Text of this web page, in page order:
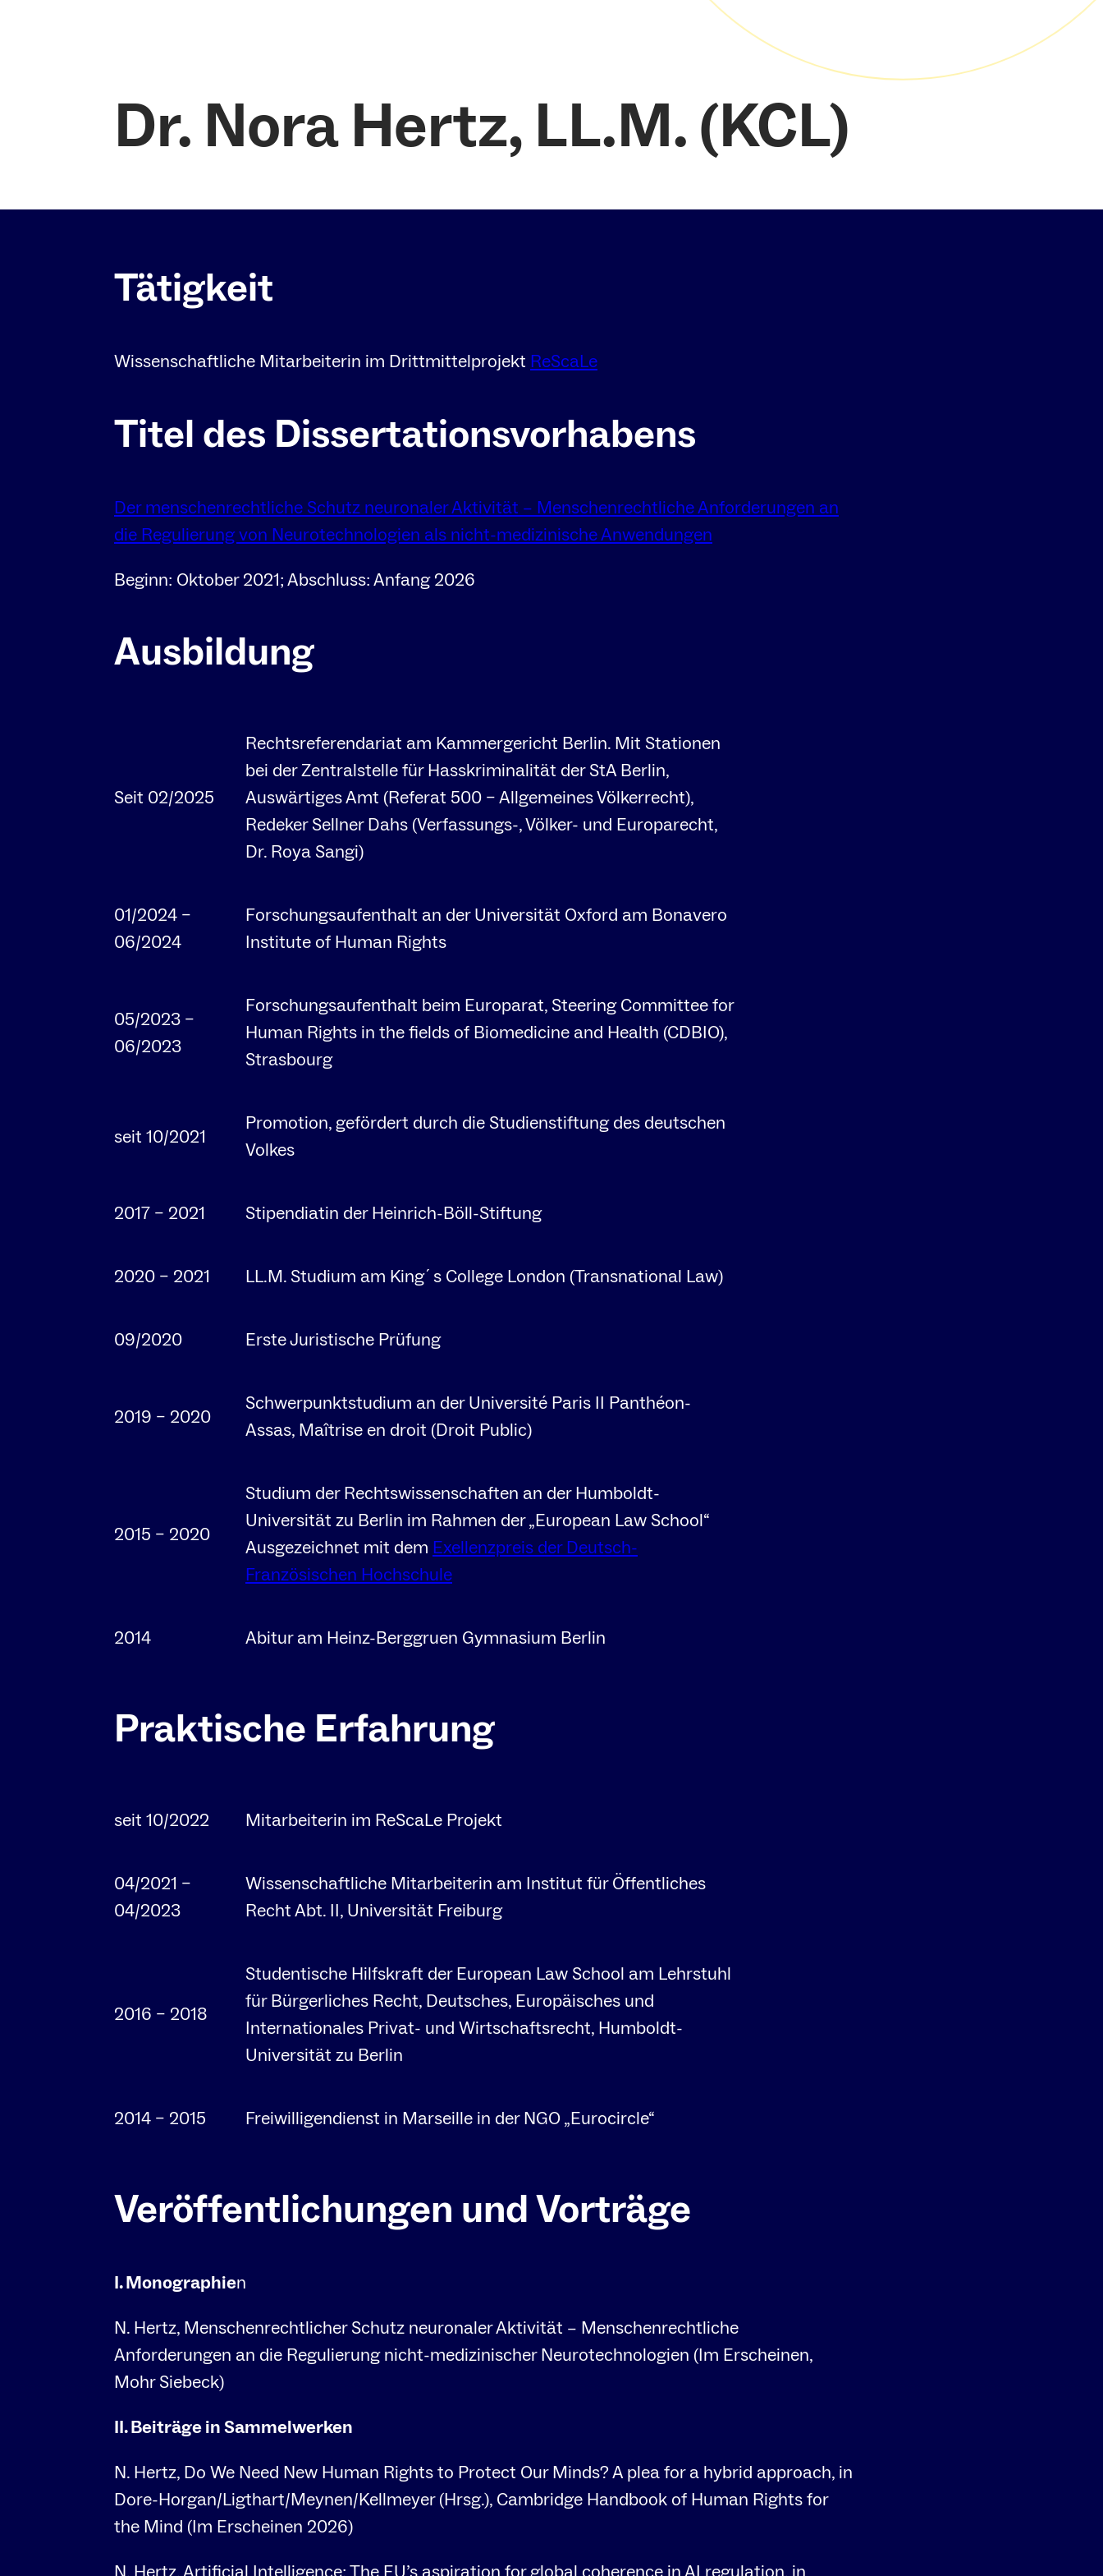
Institut für Deutsches,
Recht, Abt. 2 Prof. Dr. Silja
Dr. Nora Hertz, LL.M. (KCL)
Tätigkeit
Wissenschaftliche Mitarbeiterin im Drittmittelprojekt ReScaLe
Titel des Dissertationsvorhabens
Der menschenrechtliche Schutz neuronaler Aktivität – Menschenrechtliche Anforderungen an
die Regulierung von Neurotechnologien als nicht-medizinische Anwendungen
Beginn: Oktober 2021; Abschluss: Anfang 2026
Ausbildung
Seit 02/2025
Rechtsreferendariat am Kammergericht Berlin. Mit Stationen
bei der Zentralstelle für Hasskriminalität der StA Berlin,
Auswärtiges Amt (Referat 500 – Allgemeines Völkerrecht),
Redeker Sellner Dahs (Verfassungs-, Völker- und Europarecht,
Dr. Roya Sangi)
01/2024 –
06/2024
Forschungsaufenthalt an der Universität Oxford am Bonavero
Institute of Human Rights
05/2023 –
06/2023
Forschungsaufenthalt beim Europarat, Steering Committee for
Human Rights in the fields of Biomedicine and Health (CDBIO),
Strasbourg
seit 10/2021
Promotion, gefördert durch die Studienstiftung des deutschen
Volkes
2017 – 2021 Stipendiatin der Heinrich-Böll-Stiftung
2020 – 2021 LL.M. Studium am King´s College London (Transnational Law)
09/2020 Erste Juristische Prüfung
2019 – 2020
Schwerpunktstudium an der Université Paris II Panthéon-
Assas, Maîtrise en droit (Droit Public)
2015 – 2020
Studium der Rechtswissenschaften an der Humboldt-
Universität zu Berlin im Rahmen der „European Law School“
Ausgezeichnet mit dem Exellenzpreis der Deutsch-
Französischen Hochschule
2014 Abitur am Heinz-Berggruen Gymnasium Berlin
Praktische Erfahrung
seit 10/2022 Mitarbeiterin im ReScaLe Projekt
04/2021 –
04/2023
Wissenschaftliche Mitarbeiterin am Institut für Öffentliches
Recht Abt. II, Universität Freiburg
2016 – 2018
Studentische Hilfskraft der European Law School am Lehrstuhl
für Bürgerliches Recht, Deutsches, Europäisches und
Internationales Privat- und Wirtschaftsrecht, Humboldt-
Universität zu Berlin
2014 – 2015 Freiwilligendienst in Marseille in der NGO „Eurocircle“
Veröffentlichungen und Vorträge
I. Monographien
N. Hertz, Menschenrechtlicher Schutz neuronaler Aktivität – Menschenrechtliche
Anforderungen an die Regulierung nicht-medizinischer Neurotechnologien (Im Erscheinen,
Mohr Siebeck)
II. Beiträge in Sammelwerken
N. Hertz, Do We Need New Human Rights to Protect Our Minds? A plea for a hybrid approach, in
Dore-Horgan/Ligthart/Meynen/Kellmeyer (Hrsg.), Cambridge Handbook of Human Rights for
the Mind (Im Erscheinen 2026)